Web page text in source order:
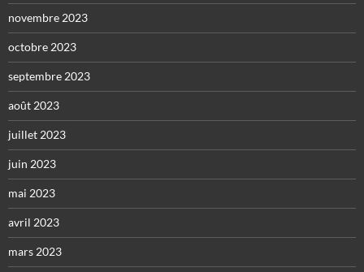
novembre 2023
octobre 2023
septembre 2023
août 2023
juillet 2023
juin 2023
mai 2023
avril 2023
mars 2023